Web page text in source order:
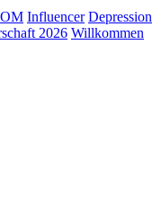
Influencer Depression
2026 Willkommen